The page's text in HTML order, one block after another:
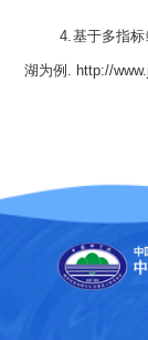
4.基于多指
湖为例. http://